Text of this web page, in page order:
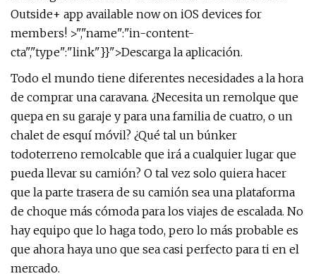
Outside+ app available now on iOS devices for
members! >","name":"in-content-
cta","type":"link"}}">Descarga la aplicación.
Todo el mundo tiene diferentes necesidades a la hora
de comprar una caravana. ¿Necesita un remolque que
quepa en su garaje y para una familia de cuatro, o un
chalet de esquí móvil? ¿Qué tal un búnker
todoterreno remolcable que irá a cualquier lugar que
pueda llevar su camión? O tal vez solo quiera hacer
que la parte trasera de su camión sea una plataforma
de choque más cómoda para los viajes de escalada. No
hay equipo que lo haga todo, pero lo más probable es
que ahora haya uno que sea casi perfecto para ti en el
mercado.